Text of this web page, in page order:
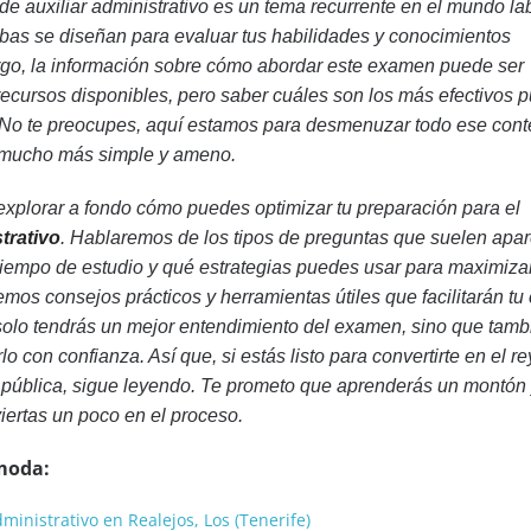
auxiliar administrativo es un tema recurrente en el mundo
se diseñan para evaluar tus habilidades y conocimientos
la información sobre cómo abordar este examen puede ser
disponibles, pero saber cuáles son los más efectivos
te preocupes, aquí estamos para desmenuzar todo ese
más simple y ameno.
a fondo cómo puedes optimizar tu preparación para el
. Hablaremos de los tipos de preguntas que suelen
de estudio y qué estrategias puedes usar para
consejos prácticos y herramientas útiles que facilitarán tu
tendrás un mejor entendimiento del examen, sino que
con confianza. Así que, si estás listo para convertirte en el
sigue leyendo. Te prometo que aprenderás un montón
un poco en el proceso.
en Realejos, Los (Tenerife)